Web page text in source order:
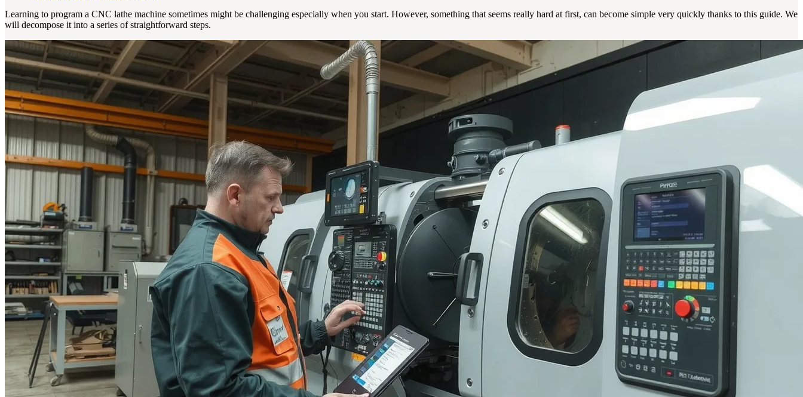
Learning to program a CNC lathe machine sometimes might be challenging especially when you start. However, something that seems really hard at first, can become simple very quickly thanks to this guide. We
will decompose it into a series of straightforward steps.